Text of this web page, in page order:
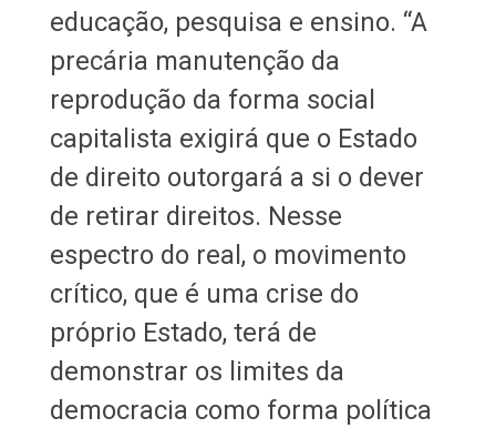
educação, pesquisa e ensino. “A
precária manutenção da
reprodução da forma social
capitalista exigirá que o Estado
de direito outorgará a si o dever
de retirar direitos. Nesse
espectro do real, o movimento
crítico, que é uma crise do
próprio Estado, terá de
demonstrar os limites da
democracia como forma política